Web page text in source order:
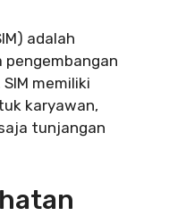
adalah
pengembangan
memiliki
karyawan,
tunjangan